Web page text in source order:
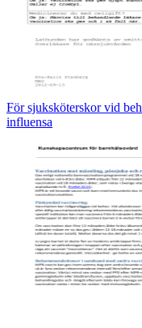
För sjuksköterskor vid
influensa